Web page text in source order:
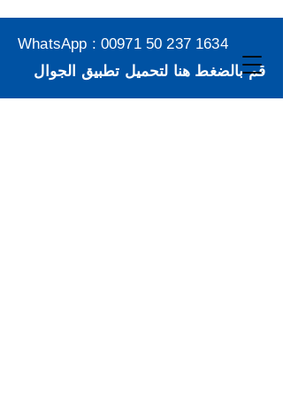
WhatsApp : 00971 50 237 1634
قم بالضغط هنا لتحميل تطبيق الجوال